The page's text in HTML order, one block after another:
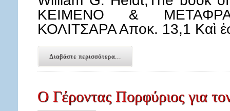
ΚΕΙΜΕΝΟ &
ΚΟΛΙΤΣΑΡΑ Αποκ. 13,1 Καὶ
Διαβάστε περισσότερα...
O Γέροντας Πορφύριος για